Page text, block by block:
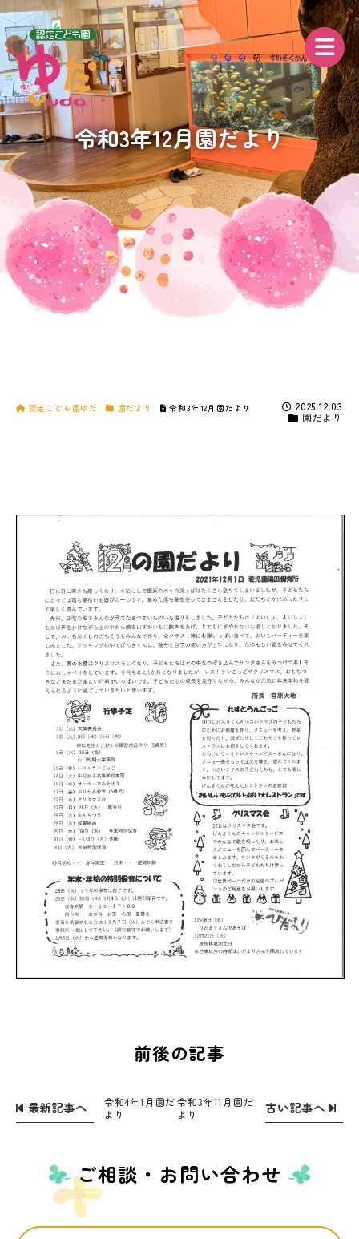
令和3年12月園だより
認定こども園ゆだ 園だより 令和3年12月園だより
2025.12.03
園だより
前後の記事
最新記事へ
令和4年1月園だ
より
古い記事へ
令和3年11月園だ
より
ご相談・お問い合わせ